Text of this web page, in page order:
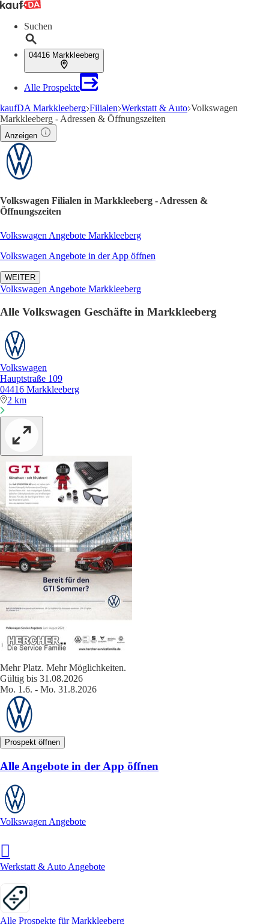
Suchen
04416 Markkleeberg
Alle Prospekte
kaufDA Markkleeberg Filialen Werkstatt & Auto Volkswagen
Markkleeberg - Adressen & Öffnungszeiten
Anzeigen
Volkswagen Filialen in Markkleeberg - Adressen &
Öffnungszeiten
Volkswagen Angebote Markkleeberg
Volkswagen Angebote in der App öffnen
WEITER
Volkswagen Angebote Markkleeberg
Alle Volkswagen Geschäfte in Markkleeberg
Volkswagen
Hauptstraße 109
04416 Markkleeberg
2 km
Mehr Platz. Mehr Möglichkeiten.
Gültig bis 31.08.2026
Mo. 1.6. - Mo. 31.8.2026
Prospekt öffnen
Alle Angebote in der App öffnen
Volkswagen Angebote
Werkstatt & Auto Angebote
Alle Prospekte für Markkleeberg